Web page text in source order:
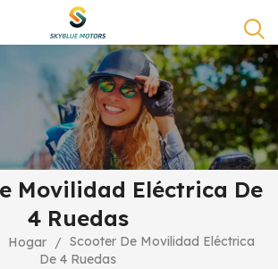
Movilidad Eléctrica De
4 Ruedas
Hogar / Scooter De Movilidad Eléctrica
De 4 Ruedas